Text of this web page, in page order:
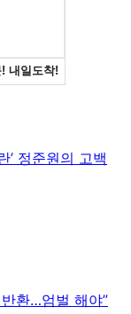
’ 정준원의 고백
환…엄벌 해야”